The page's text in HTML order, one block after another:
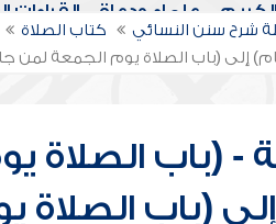
علماء ودعاة القراءات
شرح سنن النسائي
كتاب الصلاة
إلى (باب الصلاة يوم الجمعة لمن
(باب الصلاة
(باب الصلاة